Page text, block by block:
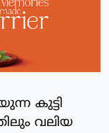
കുട്ടി
വലിയ